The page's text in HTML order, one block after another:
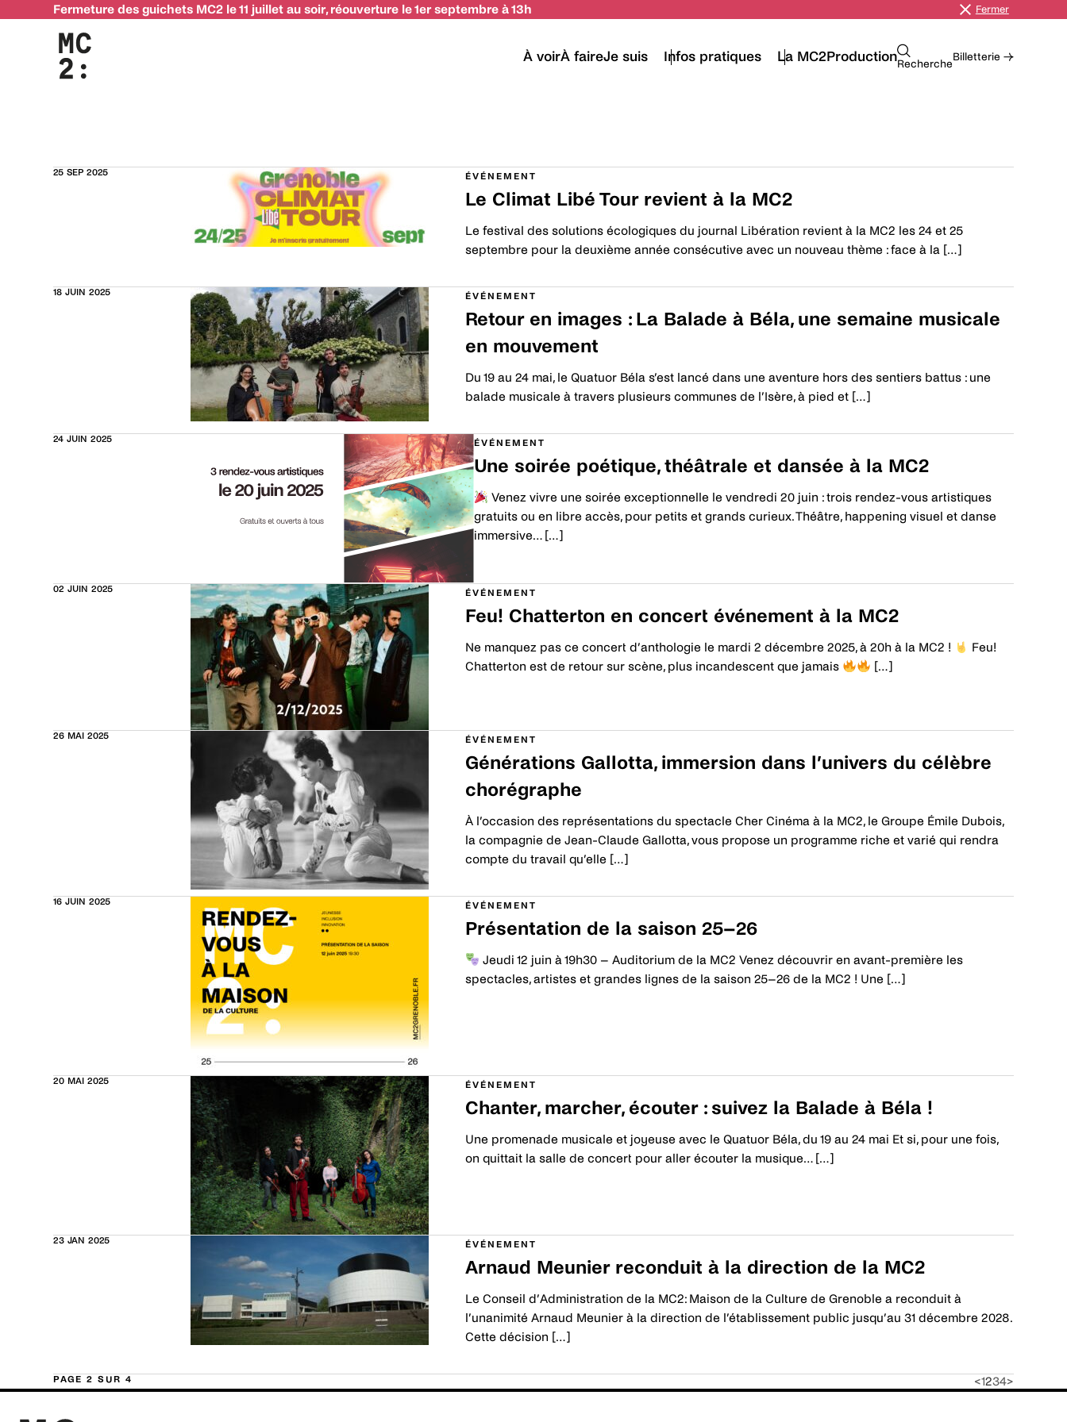
Fermeture des guichets MC2 le 11 juillet au soir, réouverture le 1er septembre à 13h Fermer
À voirÀ faireJe suis Infos pratiques La MC2ProductionRecherche
Billetterie →
Liste des actualités CATEGORIE Événement
25 SEP 2025 ÉVÉNEMENT
Le Climat Libé Tour revient à la MC2
Le festival des solutions écologiques du journal Libération revient à la MC2 les 24 et 25
septembre pour la deuxième année consécutive avec un nouveau thème : face à la […]
18 JUIN 2025 ÉVÉNEMENT
Retour en images : La Balade à Béla, une semaine musicale
en mouvement
Du 19 au 24 mai, le Quatuor Béla s’est lancé dans une aventure hors des sentiers battus : une
balade musicale à travers plusieurs communes de l’Isère, à pied et […]
24 JUIN 2025 ÉVÉNEMENT
Une soirée poétique, théâtrale et dansée à la MC2
Venez vivre une soirée exceptionnelle le vendredi 20 juin : trois rendez-vous artistiques
gratuits ou en libre accès, pour petits et grands curieux. Théâtre, happening visuel et danse
immersive… […]
02 JUIN 2025 ÉVÉNEMENT
Feu! Chatterton en concert événement à la MC2
Ne manquez pas ce concert d’anthologie le mardi 2 décembre 2025, à 20h à la MC2 !
Feu!
Chatterton est de retour sur scène, plus incandescent que jamais
[…]
26 MAI 2025 ÉVÉNEMENT
Générations Gallotta, immersion dans l’univers du célèbre
chorégraphe
À l’occasion des représentations du spectacle Cher Cinéma à la MC2, le Groupe Émile Dubois,
la compagnie de Jean-Claude Gallotta, vous propose un programme riche et varié qui rendra
compte du travail qu’elle […]
16 JUIN 2025 ÉVÉNEMENT
Présentation de la saison 25–26
Jeudi 12 juin à 19h30 – Auditorium de la MC2 Venez découvrir en avant-première les
spectacles, artistes et grandes lignes de la saison 25–26 de la MC2 ! Une […]
20 MAI 2025 ÉVÉNEMENT
Chanter, marcher, écouter : suivez la Balade à Béla !
Une promenade musicale et joyeuse avec le Quatuor Béla, du 19 au 24 mai Et si, pour une fois,
on quittait la salle de concert pour aller écouter la musique… […]
23 JAN 2025 ÉVÉNEMENT
Arnaud Meunier reconduit à la direction de la MC2
Le Conseil d’Administration de la MC2: Maison de la Culture de Grenoble a reconduit à
l’unanimité Arnaud Meunier à la direction de l’établissement public jusqu’au 31 décembre 2028.
Cette décision […]
PAGE 2 SUR 4 <1234>